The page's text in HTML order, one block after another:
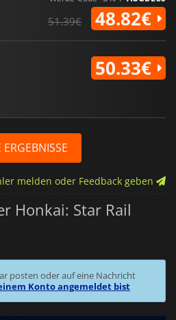
51.39€ 48.82€
50.33€
ERGEBNISSE
melden oder Feedback geben
Honkai: Star Rail
posten oder auf eine Nachricht
Konto angemeldet bist